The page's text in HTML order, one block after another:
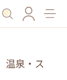
温泉・ス